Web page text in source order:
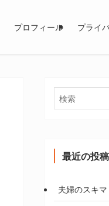
プロフィール プライ
最近の投稿
夫婦のスキ